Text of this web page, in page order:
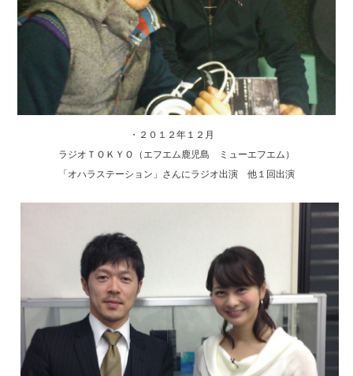
・２０１２年１２月
ラジオＴＯＫＹＯ（エフエム鹿児島 ミューエフエム）
「オハラステーション」さんにラジオ出演 他１回出演